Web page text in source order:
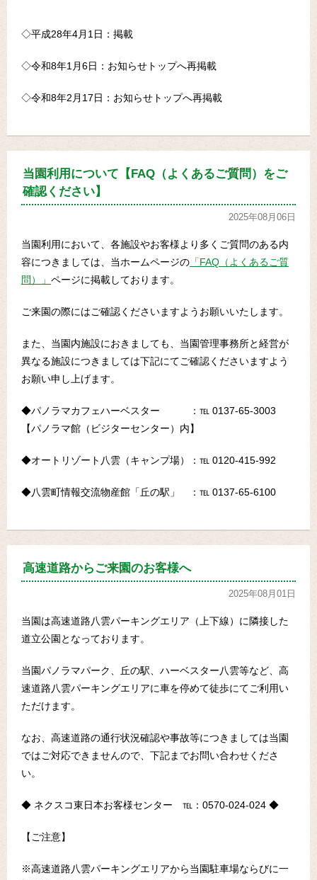
◇平成28年4月1日：掲載
◇令和8年1月6日：お知らせトップへ再掲載
◇令和8年2月17日：お知らせトップへ再掲載
当園利用について【FAQ（よくあるご質問）をご
確認ください】
2025年08月06日
当園利用において、各施設やお客様より多くご質問のある内
容につきましては、当ホームページの 「FAQ（よくあるご質
問）」 ページに掲載しております。
ご来園の際にはご確認くださいますようお願いいたします。
また、当園内施設におきましても、当園管理事務所と経営が
異なる施設につきましては下記にてご確認くださいますよう
お願い申し上げます。
◆パノラマカフェハーベスター ：℡ 0137-65-3003
【パノラマ館（ビジターセンター）内】
◆オートリゾート八雲（キャンプ場）：℡ 0120-415-992
◆八雲町情報交流物産館「丘の駅」 ：℡ 0137-65-6100
高速道路からご来園のお客様へ
2025年08月01日
当園は高速道路八雲パーキングエリア（上下線）に隣接した
道立公園となっております。
当園パノラマパーク、丘の駅、ハーベスター八雲等など、高
速道路八雲パーキングエリアに車を停めて徒歩にてご利用い
ただけます。
なお、高速道路の通行状況確認や事故等につきましては当園
ではご対応できませんので、下記までお問い合わせくださ
い。
◆ ネクスコ東日本お客様センター ℡：0570‐024‐024 ◆
【ご注意】
※高速道路八雲パーキングエリアから当園駐車場ならびに一